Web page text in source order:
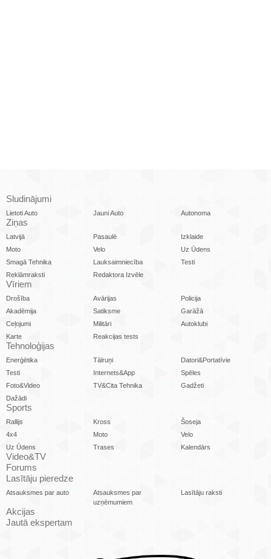
Sludinājumi
Lietoti Auto Jauni Auto Autonoma
Ziņas
Latvijā Pasaulē
Izklaide
Moto
Velo
Uz Ūdens
Smagā Tehnika
Lauksaimniecība
Testi
Reklāmraksti
Redaktora Izvēle
Vīriem
Drošība Avārijas
Policija
Akadēmija
Satiksme
Garāžā
Ceļojumi
Militāri
Autoklubi
Karte
Reakcijas tests
Tehnoloģijas
Enerģētika Tālruņi
Datori&Portatīvie
Testi
Internets&App
Spēles
Foto&Video
TV&Cita Tehnika
Gadžeti
Dažādi
Sports
Rallijs Kross
Šoseja
4x4
Moto
Velo
Uz Ūdens
Trases Kalendārs
Video&TV
Forums
Lasītāju pieredze
Atsauksmes par auto
Atsauksmes par
uzņēmumiem
Lasītāju raksti
Akcijas
Jautā ekspertam